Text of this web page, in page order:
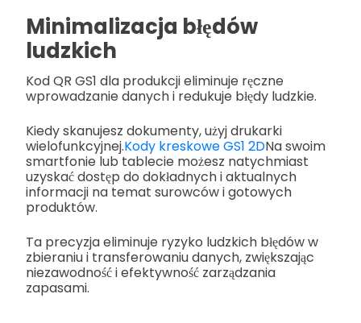
Minimalizacja błędów
ludzkich
Kod QR GS1 dla produkcji eliminuje ręczne
wprowadzanie danych i redukuje błędy ludzkie.
Kiedy skanujesz dokumenty, użyj drukarki
wielofunkcyjnej.Kody kreskowe GS1 2DNa swoim
smartfonie lub tablecie możesz natychmiast
uzyskać dostęp do dokładnych i aktualnych
informacji na temat surowców i gotowych
produktów.
Ta precyzja eliminuje ryzyko ludzkich błędów w
zbieraniu i transferowaniu danych, zwiększając
niezawodność i efektywność zarządzania
zapasami.